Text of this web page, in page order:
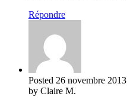
Répondre
Posted 26 novembre 2013
by Claire M.